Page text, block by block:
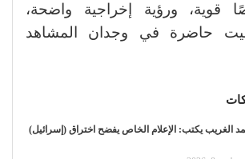
قوية، ورؤية إخراجية واضحة،
حاضرة في وجدان المشاهد
الغريب يكتب: الإعلام الخاص يفضح اختراق (إسرائيل)